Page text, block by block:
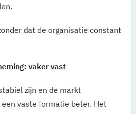
dat de organisatie constant
vaker vast
zijn en de markt
vaste formatie beter. Het